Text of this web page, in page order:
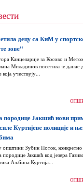
децу са КиМ у
зове“
Канцеларије за Косово и
Миладинов посетила је данас
учествују...
породице Јакшић нови
Куртијеве полиције и
општини Зубин Поток, конкретно
породице Јакшић код језера
Аљбина Куртија...